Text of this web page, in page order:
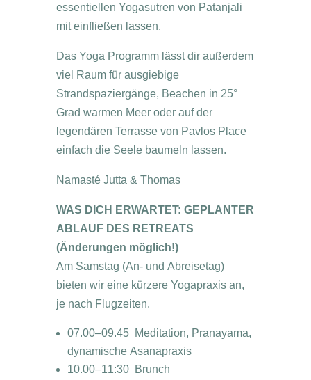
essentiellen Yogasutren von Patanjali
mit einfließen lassen.
Das Yoga Programm lässt dir außerdem
viel Raum für ausgiebige
Strandspaziergänge, Beachen in 25°
Grad warmen Meer oder auf der
legendären Terrasse von Pavlos Place
einfach die Seele baumeln lassen.
Namasté Jutta & Thomas
WAS DICH ERWARTET: GEPLANTER
ABLAUF DES RETREATS
(Änderungen möglich!)
Am Samstag (An- und Abreisetag)
bieten wir eine kürzere Yogapraxis an,
je nach Flugzeiten.
07.00–09.45 Meditation, Pranayama,
dynamische Asanapraxis
10.00–11:30 Brunch